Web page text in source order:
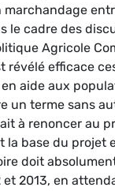
le cadre des
Agricole
révélé efficace
aide aux
un terme sans
à renoncer au
la base du projet
doit
et 2013, en